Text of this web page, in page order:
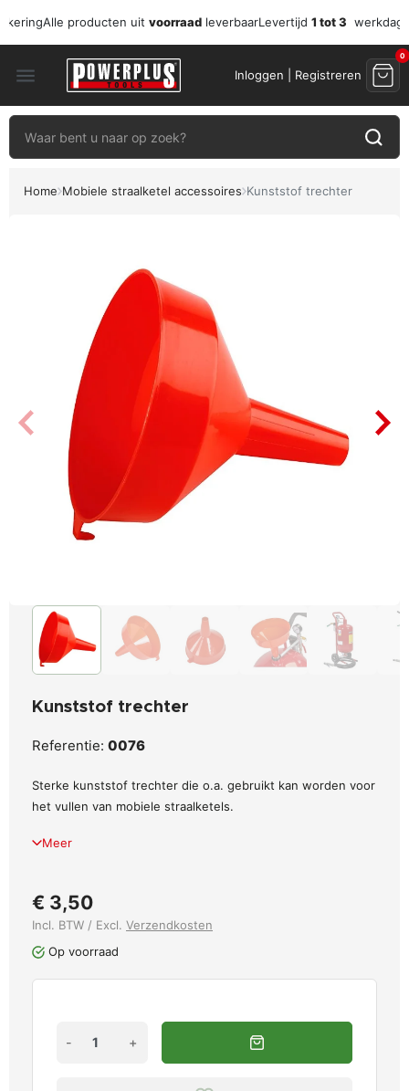
Alle producten uit voorraad leverbaarLevertijd 1 tot 3
menu Inloggen | Registreren
0
Home Mobiele straalketel accessoires Kunststof trechter
Kunststof trechter
Referentie: 0076
Sterke kunststof trechter die o.a. gebruikt kan worden voor
het vullen van mobiele straalketels.
Meer
€ 3,50
Incl. BTW / Excl. Verzendkosten
Op voorraad
- +